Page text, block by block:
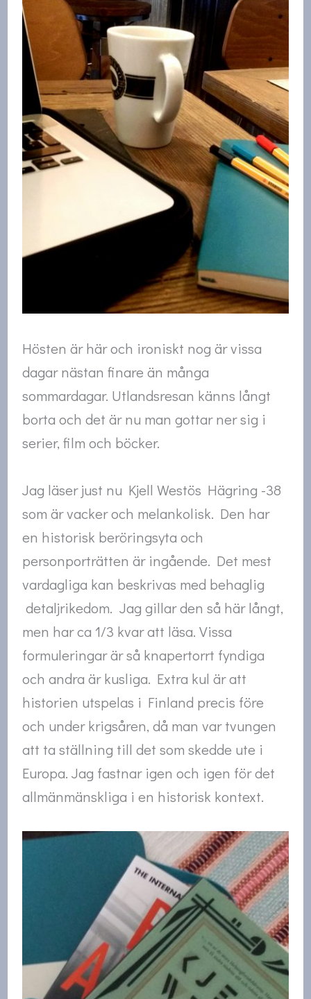
Hösten är här och ironiskt nog är vissa
dagar nästan finare än många
sommardagar. Utlandsresan känns långt
borta och det är nu man gottar ner sig i
serier, film och böcker.
Jag läser just nu Kjell Westös Hägring -38
som är vacker och melankolisk. Den har
en historisk beröringsyta och
personporträtten är ingående. Det mest
vardagliga kan beskrivas med behaglig
detaljrikedom. Jag gillar den så här långt,
men har ca 1/3 kvar att läsa. Vissa
formuleringar är så knapertorrt fyndiga
och andra är kusliga. Extra kul är att
historien utspelas i Finland precis före
och under krigsåren, då man var tvungen
att ta ställning till det som skedde ute i
Europa. Jag fastnar igen och igen för det
allmänmänskliga i en historisk kontext.